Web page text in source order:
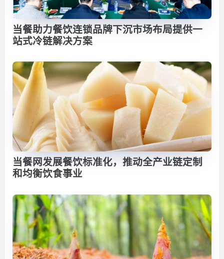
当餐助力餐饮连锁品牌下沉市场布局提供一
站式冷链解决方案
当餐网发展餐饮标准化，推动全产业链定制
和均衡饮食事业